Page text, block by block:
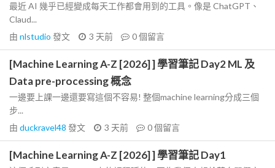
最近 AI 幾乎已經變成每天工作都會用到的工具。像是 ChatGPT、
Claud...
由 nlstudio 發文 3 天前 0個留言
[Machine Learning A-Z [2026] ] 學習筆記 Day2 ML 及
Data pre-processing 概念
一邊要上課一邊還要寫這個不容易! 整個machine learning分成三個
步...
由 duckravel48 發文 3 天前 0個留言
[Machine Learning A-Z [2026] ] 學習筆記 Day1